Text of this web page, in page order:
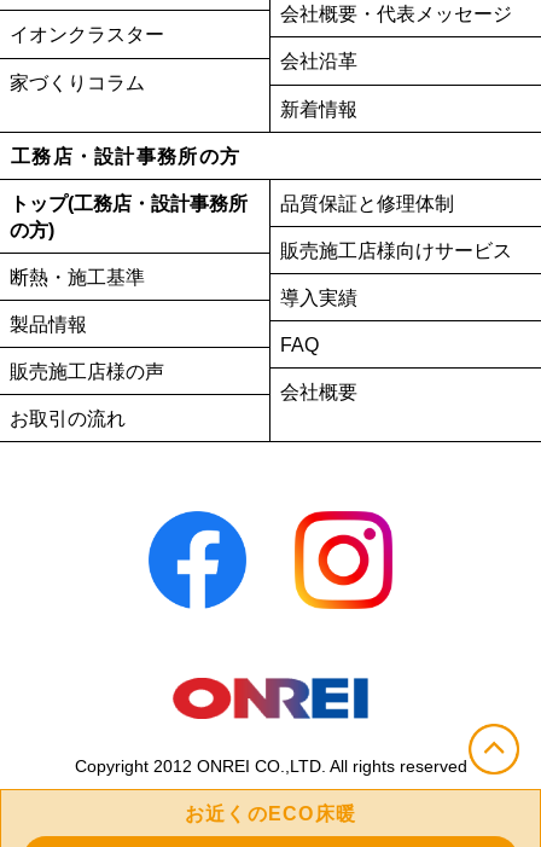
お近くのECO床暖
イオンクラスター
家づくりコラム
会社概要・代表メッセージ
会社沿革
新着情報
工務店・設計事務所の方
トップ(工務店・設計事務所
の方)
断熱・施工基準
製品情報
販売施工店様の声
お取引の流れ
品質保証と修理体制
販売施工店様向けサービス
導入実績
FAQ
会社概要
Copyright 2012 ONREI CO.,LTD. All rights reserved